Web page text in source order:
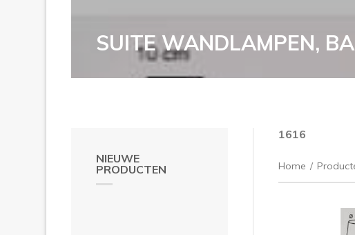
SUITE WANDLAMPEN,
NIEUWE
PRODUCTEN
1616
Home /